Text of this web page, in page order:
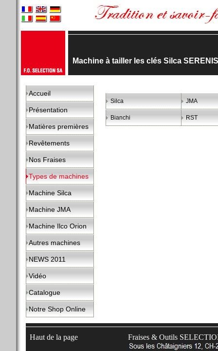
Machine à tailler les clés Silca
Accueil
Présentation
Matières premières
Revêtements
Nos Fraises
Types de machines
Machine Silca
Machine JMA
Machine Ilco Orion
Autres machines
NEWS 2011
Vidéo
Catalogue
Notre Shop Online
Silca JMA
Bianchi RST
Haut de la page Fraises & Outils